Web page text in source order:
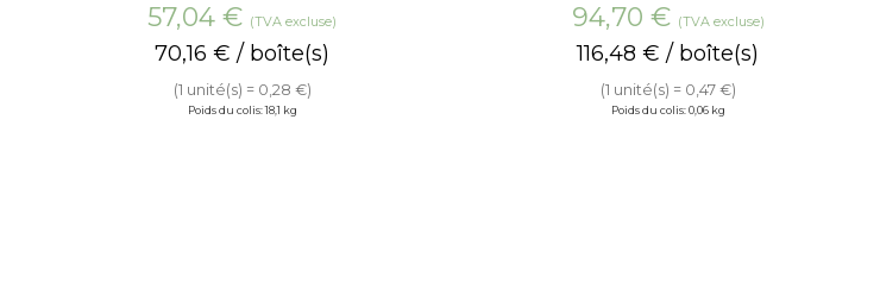
57,04 € (TVA excluse)
70,16 € / boîte(s)
(1 unité(s) = 0,28 €)
Poids du colis: 18,1 kg
94,70 € (TVA excluse)
116,48 € / boîte(s)
(1 unité(s) = 0,47 €)
Poids du colis: 0,06 kg